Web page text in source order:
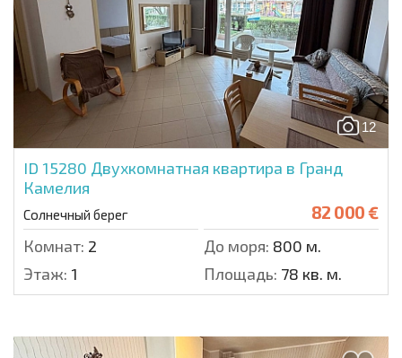
12
ID 15280 Двухкомнатная квартира в Гранд
Камелия
Солнечный берег 82 000 €
Комнат: 2 До моря: 800 м.
Этаж: 1 Площадь: 78 кв. м.